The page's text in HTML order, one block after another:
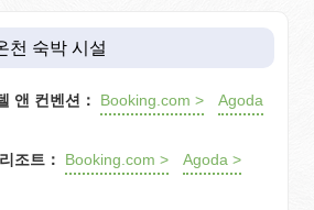
천 숙박 시설
앤 컨벤션： Booking.com >
Agoda
조트：
Booking.com >
Agoda >